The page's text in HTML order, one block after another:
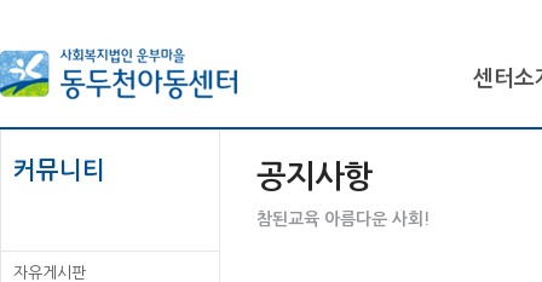
센터소
커뮤니티
자유게시판
공지사항
참된교육 아름다운 사회!